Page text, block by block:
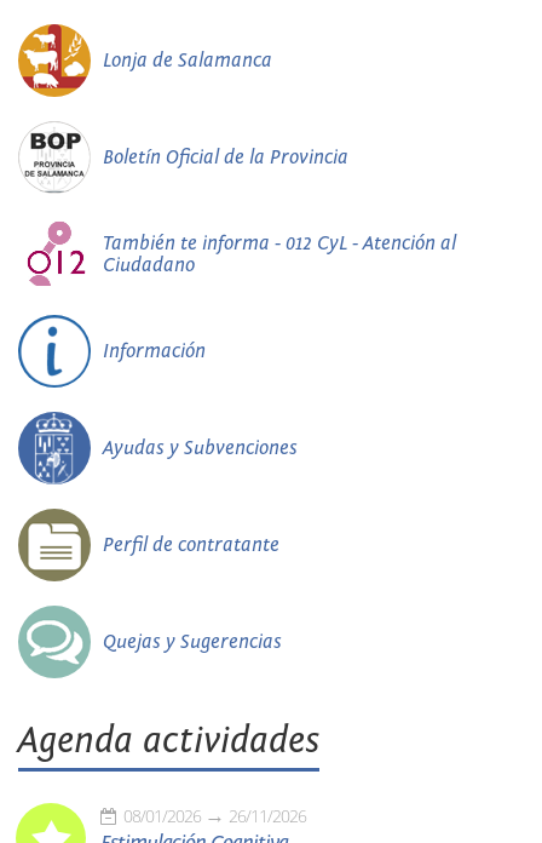
Lonja de Salamanca
Boletín Oficial de la Provincia
También te informa - 012 CyL - Atención al
Ciudadano
Información
Ayudas y Subvenciones
Perfil de contratante
Quejas y Sugerencias
Agenda actividades
08/01/2026 26/11/2026